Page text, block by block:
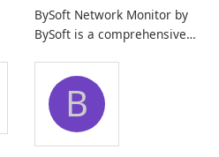
BySoft Network Monitor by
BySoft is a comprehensive
designed to help businesses
effectively manage their
network infrastructure.
B